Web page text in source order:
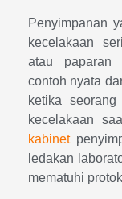
Penyimpanan
kecelakaan
atau paparan
contoh nyata
ketika
kecelakaan
kabinet
ledakan
mematuhi